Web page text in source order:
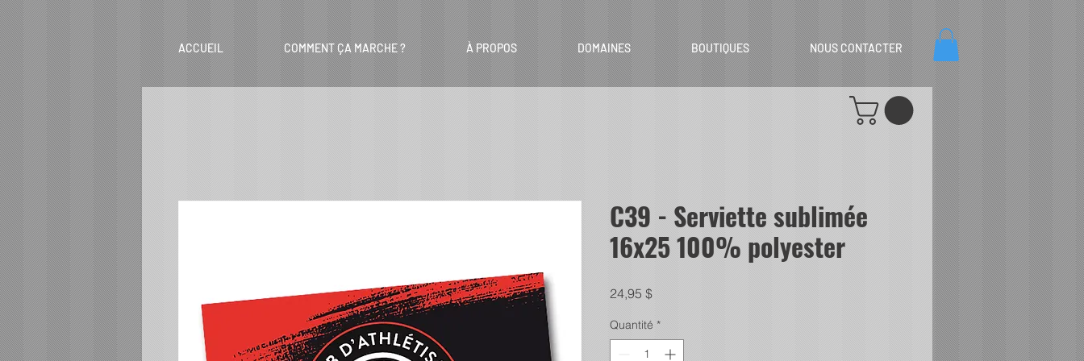
ACCUEIL COMMENT ÇA MARCHE ? À PROPOS DOMAINES BOUTIQUES NOUS CONTACTER
C39 - Serviette sublimée
16x25 100% polyester
24,95 $Prix
Quantité *